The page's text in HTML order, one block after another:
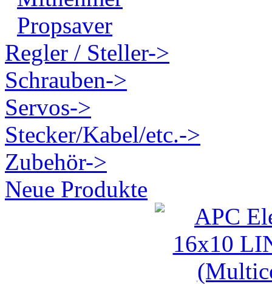
Propsaver
Regler / Steller->
Schrauben->
Servos->
Stecker/Kabel/etc.->
Zubehör->
Neue Produkte